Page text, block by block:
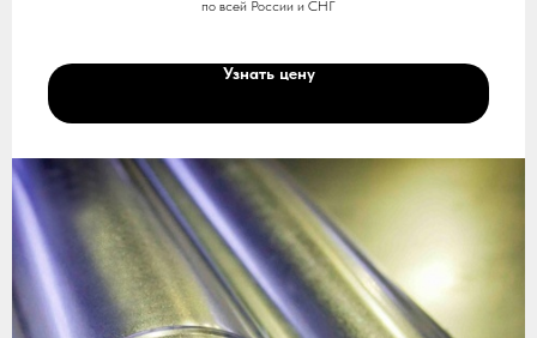
по всей России и СНГ
Узнать цену